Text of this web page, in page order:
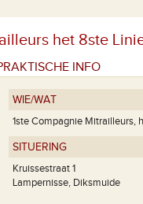
het 8ste
INFO
WIE/WAT
1ste Compagnie Mitrailleurs,
SITUERING
Kruissestraat 1
Lampernisse, Diksmuide